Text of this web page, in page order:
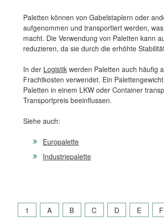
Paletten können von Gabelstaplern oder
aufgenommen und transportiert werden,
macht. Die Verwendung von Paletten kann
reduzieren, da sie durch die erhöhte
In der Logistik werden Paletten auch häufig
Frachtkosten verwendet. Ein
Paletten in einem LKW oder Container
Transportpreis beeinflussen.
Siehe auch:
Europalette
Industriepalette
1 A B C D E F